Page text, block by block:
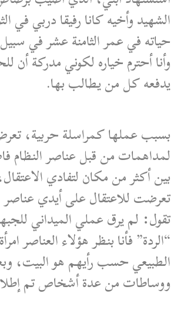
الشهيد وأخيه كانا رفيقا دربي في
حياته في عمر الثامنة عشر في سبيل
وأنا أحترم خياره لكوني مدركة أن
يدفعه كل من يطالب بها.
بسبب عملها كمراسلة حربية،
لمداهمات من قبل عناصر النظام
بين أكثر من مكان لتفادي
تعرضت للاعتقال على أيدي عناصر
تقول: لم يرق عملي الميداني
“الردة” فأنا بنظر هؤلاء العناصر
الطبيعي حسب رأيهم هو البيت،
ووساطات من عدة أشخاص تم